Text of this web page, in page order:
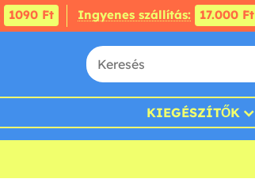
1090 Ft Ingyenes szállítás: 17.000 Ft
KIEGÉSZÍTŐK